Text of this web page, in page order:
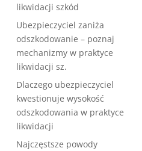
likwidacji szkód
Ubezpieczyciel zaniża
odszkodowanie – poznaj
mechanizmy w praktyce
likwidacji sz.
Dlaczego ubezpieczyciel
kwestionuje wysokość
odszkodowania w praktyce
likwidacji
Najczęstsze powody